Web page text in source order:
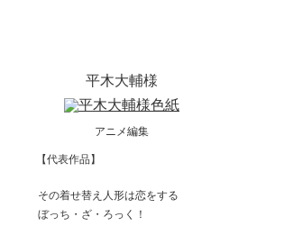
平木大輔様
アニメ編集
【代表作品】
その着せ替え人形は恋をする
ぼっち・ざ・ろっく！